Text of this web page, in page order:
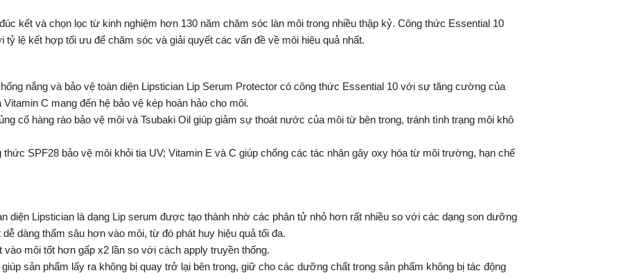
kết và chọn lọc từ kinh nghiệm hơn 130 năm chăm sóc làn môi trong nhiều thập kỷ. Công thức Essential 10
tỷ lệ kết hợp tối ưu để chăm sóc và giải quyết các vấn đề về môi hiệu quả nhất.
nắng và bảo vệ toàn diện Lipstician Lip Serum Protector có công thức Essential 10 với sự tăng cường của
C mang đến hệ bảo vệ kép hoàn hảo cho môi.
cố hàng rào bảo vệ môi và Tsubaki Oil giúp giảm sự thoát nước của môi từ bên trong, tránh tình trạng môi khô
SPF28 bảo vệ môi khỏi tia UV; Vitamin E và C giúp chống các tác nhân gây oxy hóa từ môi trường, hạn chế
diện Lipstician là dạng Lip serum được tạo thành nhờ các phân tử nhỏ hơn rất nhiều so với các dạng son dưỡng
dàng thấm sâu hơn vào môi, từ đó phát huy hiệu quả tối đa.
môi tốt hơn gấp x2 lần so với cách apply truyền thống.
sản phẩm lấy ra không bị quay trở lại bên trong, giữ cho các dưỡng chất trong sản phẩm không bị tác động